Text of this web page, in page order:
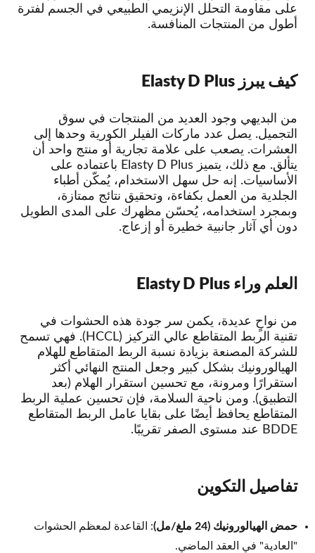
على مقاومة التحلل الإنزيمي الطبيعي في الجسم لفترة
أطول من المنتجات المنافسة.
كيف يبرز Elasty D Plus
من البديهي وجود العديد من المنتجات في سوق
التجميل. يصل عدد ماركات الفيلر الكورية وحدها إلى
العشرات. يصعب على علامة تجارية أو منتج واحد أن
يتألق. مع ذلك، يتميز Elasty D Plus باعتماده على
الأساسيات. إنه حل سهل الاستخدام، يُمكّن أطباء
الجلدية من العمل بكفاءة، وتحقيق نتائج ممتازة،
وبمجرد استخدامه، يُحسّن مظهرك على المدى الطويل
دون أي آثار جانبية خطيرة أو إزعاج.
العلم وراء Elasty D Plus
من نواحٍ عديدة، يكمن سر جودة هذه الحشوات في
تقنية الربط المتقاطع عالي التركيز (HCCL). فهي تسمح
للشركة المصنعة بزيادة نسبة الربط المتقاطع للهلام
الهيالورونيك بشكل كبير وجعل المنتج النهائي أكثر
استقرارًا ومرونة، مع تحسين استقرار الهلام (بعد
التطبيق). ومن ناحية السلامة، فإن تحسين عملية الربط
المتقاطع يحافظ أيضًا على بقايا عامل الربط المتقاطع
BDDE عند مستوى الصفر تقريبًا.
تفاصيل التكوين
حمض الهيالورونيك (24 ملغ/مل)
: القاعدة لمعظم الحشوات
"العادية" في العقد الماضي.